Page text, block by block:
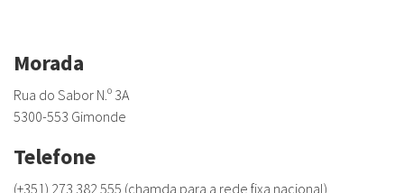
Morada
Rua do Sabor N.º 3A
5300-553 Gimonde
Telefone
(+351) 273 382 555 (chamda para a rede fixa nacional)